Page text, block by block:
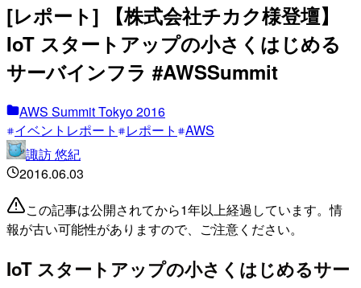
[レポート] 【株式会社チカク様登壇】
IoT スタートアップの小さくはじめる
サーバインフラ #AWSSummit
AWS Summit Tokyo 2016
イベントレポート
レポート
AWS
諏訪 悠紀
2016.06.03
この記事は公開されてから1年以上経過しています。情
報が古い可能性がありますので、ご注意ください。
IoT スタートアップの小さくはじめるサー